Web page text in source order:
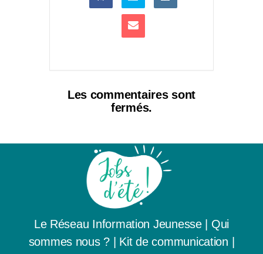
Les commentaires sont
fermés.
Le Réseau Information Jeunesse| Qui
sommes nous ? | Kit de communication |